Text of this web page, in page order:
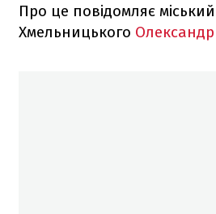
Про це повідомляє
Хмельницького